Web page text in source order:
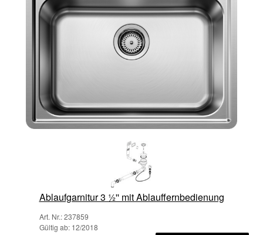
Ablaufgarnitur 3 ½'' mit Ablauffernbedienung
Art. Nr.: 237859
Gültig ab: 12/2018